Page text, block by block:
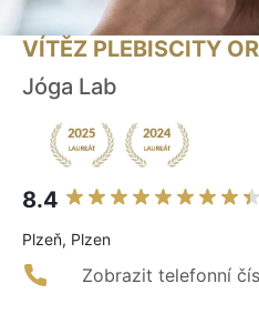
VÍTĚZ PLEBISCITY
Jóga Lab
8.4
Plzeň, Plzen
Zobrazit telefonní